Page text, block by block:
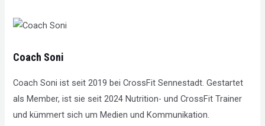
Coach Soni
Coach Soni ist seit 2019 bei CrossFit Sennestadt. Gestartet
als Member, ist sie seit 2024 Nutrition- und CrossFit Trainer
und kümmert sich um Medien und Kommunikation.